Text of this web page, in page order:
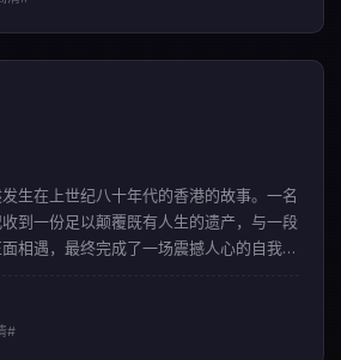
发生在上世纪八十年代的香港的故事。一名
到一份足以颠覆既有人生的遗产，与一段
相遇，最终完成了一场震撼人心的自我救
#